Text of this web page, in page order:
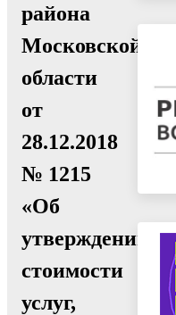
района
Московской
области
от
28.12.2018
№ 1215
«Об
утверждении
стоимости
услуг,